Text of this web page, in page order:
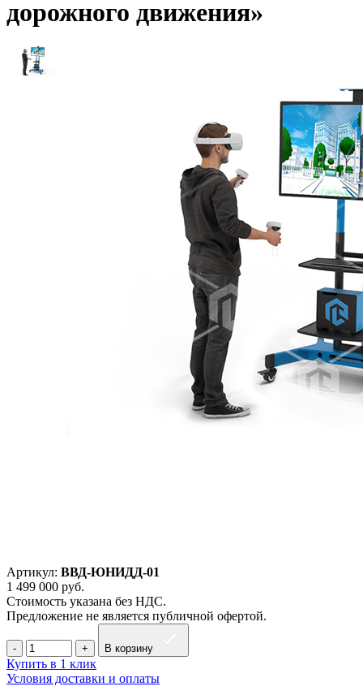
дорожного движения»
Артикул: ВВД-ЮНИДД-01
1 499 000 руб.
Стоимость указана без НДС.
Предложение не является публичной офертой.
В корзину
Купить в 1 клик
Условия доставки и оплаты